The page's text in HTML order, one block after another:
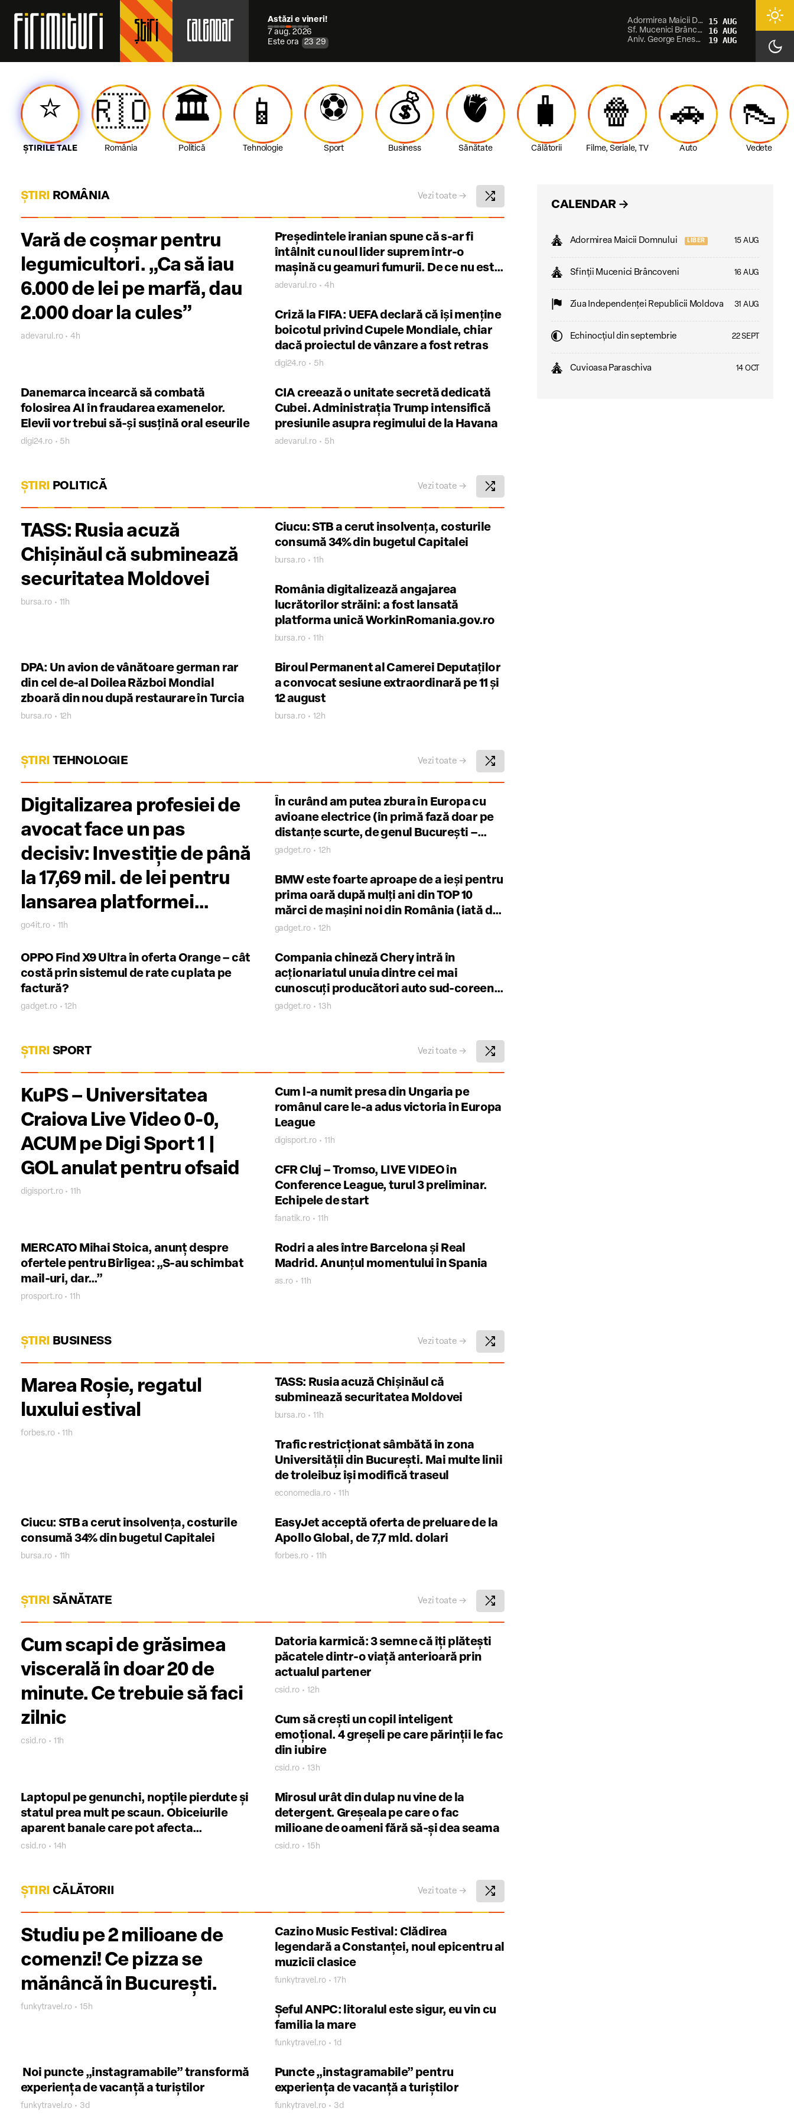
Știri Calendar
Astăzi e vineri!
7 aug. 2026
Este ora
23 29
Adormirea Maicii Domnului 15 AUG
Sf. Mucenici Brâncoveni 16 AUG
Aniv. George Enescu 19 AUG
light_mode
dark_mode
⭐️
ȘTIRILE TALE
🇷🇴
România
🏛️
Politică
📱
Tehnologie
⚽️
Sport
💰
Business
🫀
Sănătate
🧳
Călătorii
🍿
Filme, Seriale, TV
🚗
Auto
👠
Vedete
ȘTIRI ROMÂNIA Vezi toate → shuffle
Vară de coșmar pentru
legumicultori. „Ca să iau
6.000 de lei pe marfă, dau
2.000 doar la cules”
adevarul.ro • 4h
Președintele iranian spune că s-ar fi
întâlnit cu noul lider suprem într-o
mașină cu geamuri fumurii. De ce nu este
convins de identitatea persoanei
adevarul.ro • 4h
Criză la FIFA: UEFA declară că îşi menţine
boicotul privind Cupele Mondiale, chiar
dacă proiectul de vânzare a fost retras
digi24.ro • 5h
Danemarca încearcă să combată
folosirea AI în fraudarea examenelor.
Elevii vor trebui să-şi susţină oral eseurile
digi24.ro • 5h
CIA creează o unitate secretă dedicată
Cubei. Administrația Trump intensifică
presiunile asupra regimului de la Havana
adevarul.ro • 5h
ȘTIRI POLITICĂ Vezi toate → shuffle
TASS: Rusia acuză
Chişinăul că subminează
securitatea Moldovei
bursa.ro • 11h
Ciucu: STB a cerut insolvenţa, costurile
consumă 34% din bugetul Capitalei
bursa.ro • 11h
România digitalizează angajarea
lucrătorilor străini: a fost lansată
platforma unică WorkinRomania.gov.ro
bursa.ro • 11h
DPA: Un avion de vânătoare german rar
din cel de-al Doilea Război Mondial
zboară din nou după restaurare în Turcia
bursa.ro • 12h
Biroul Permanent al Camerei Deputaţilor
a convocat sesiune extraordinară pe 11 şi
12 august
bursa.ro • 12h
ȘTIRI TEHNOLOGIE Vezi toate → shuffle
Digitalizarea profesiei de
avocat face un pas
decisiv: Investiție de până
la 17,69 mil. de lei pentru
lansarea platformei
eUNBR
go4it.ro • 11h
În curând am putea zbura în Europa cu
avioane electrice (în primă fază doar pe
distanţe scurte, de genul Bucureşti –
Cluj)
gadget.ro • 12h
BMW este foarte aproape de a ieşi pentru
prima oară după mulţi ani din TOP 10
mărci de maşini noi din România (iată de
ce)
gadget.ro • 12h
OPPO Find X9 Ultra în oferta Orange – cât
costă prin sistemul de rate cu plata pe
factură?
gadget.ro • 12h
Compania chineză Chery intră în
acţionariatul unuia dintre cei mai
cunoscuţi producători auto sud-coreeni,
unul cu prezenţă activă şi în România
gadget.ro • 13h
ȘTIRI SPORT Vezi toate → shuffle
KuPS – Universitatea
Craiova Live Video 0-0,
ACUM pe Digi Sport 1 |
GOL anulat pentru ofsaid
digisport.ro • 11h
Cum l-a numit presa din Ungaria pe
românul care le-a adus victoria în Europa
League
digisport.ro • 11h
CFR Cluj – Tromso, LIVE VIDEO în
Conference League, turul 3 preliminar.
Echipele de start
fanatik.ro • 11h
MERCATO Mihai Stoica, anunț despre
ofertele pentru Bîrligea: „S-au schimbat
mail-uri, dar…”
prosport.ro • 11h
Rodri a ales între Barcelona şi Real
Madrid. Anunţul momentului în Spania
as.ro • 11h
ȘTIRI BUSINESS Vezi toate → shuffle
Marea Roșie, regatul
luxului estival
forbes.ro • 11h
TASS: Rusia acuză Chişinăul că
subminează securitatea Moldovei
bursa.ro • 11h
Trafic restricționat sâmbătă în zona
Universității din București. Mai multe linii
de troleibuz își modifică traseul
economedia.ro • 11h
Ciucu: STB a cerut insolvenţa, costurile
consumă 34% din bugetul Capitalei
bursa.ro • 11h
EasyJet acceptă oferta de preluare de la
Apollo Global, de 7,7 mld. dolari
forbes.ro • 11h
ȘTIRI SĂNĂTATE Vezi toate → shuffle
Cum scapi de grăsimea
viscerală în doar 20 de
minute. Ce trebuie să faci
zilnic
csid.ro • 11h
Datoria karmică: 3 semne că îți plătești
păcatele dintr-o viață anterioară prin
actualul partener
csid.ro • 12h
Cum să crești un copil inteligent
emoțional. 4 greșeli pe care părinții le fac
din iubire
csid.ro • 13h
Laptopul pe genunchi, nopțile pierdute și
statul prea mult pe scaun. Obiceiurile
aparent banale care pot afecta
fertilitatea masculină
csid.ro • 14h
Mirosul urât din dulap nu vine de la
detergent. Greșeala pe care o fac
milioane de oameni fără să-și dea seama
csid.ro • 15h
ȘTIRI CĂLĂTORII Vezi toate → shuffle
Studiu pe 2 milioane de
comenzi! Ce pizza se
mănâncă în București.
funkytravel.ro • 15h
Cazino Music Festival: Clădirea
legendară a Constanței, noul epicentru al
muzicii clasice
funkytravel.ro • 17h
Șeful ANPC: litoralul este sigur, eu vin cu
familia la mare
funkytravel.ro • 1d
Noi puncte „instagramabile” transformă
experiența de vacanță a turiștilor
funkytravel.ro • 3d
Puncte „instagramabile” pentru
experiența de vacanță a turiștilor
funkytravel.ro • 3d
CALENDAR →
Adormirea Maicii Domnului LIBER 15 AUG
Sfinții Mucenici Brâncoveni 16 AUG
Ziua Independenţei Republicii Moldova 31 AUG
Echinocțiul din septembrie 22 SEPT
Cuvioasa Paraschiva 14 OCT